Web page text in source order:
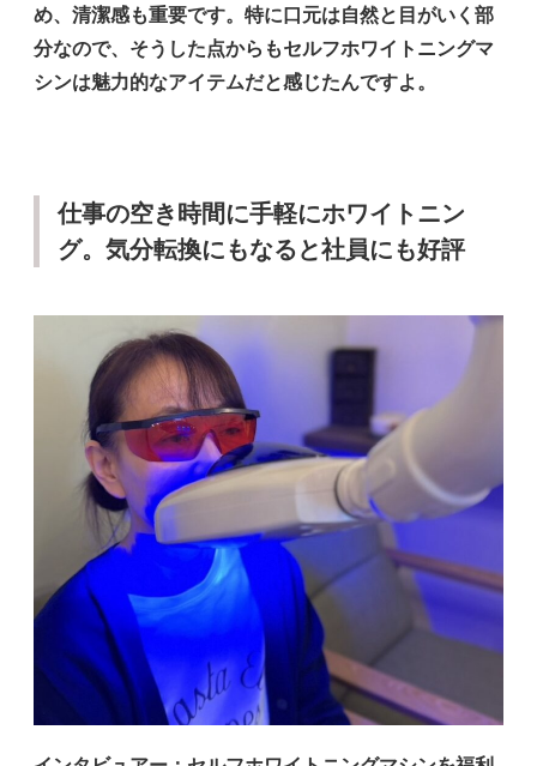
め、清潔感も重要です。特に口元は自然と目がいく部
分なので、そうした点からもセルフホワイトニングマ
シンは魅力的なアイテムだと感じたんですよ。
仕事の空き時間に手軽にホワイトニン
グ。気分転換にもなると社員にも好評